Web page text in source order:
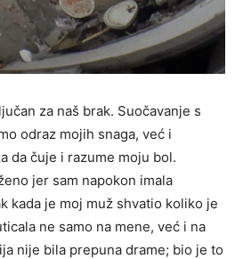
za naš brak. Suočavanje s
odraz mojih snaga, već i
da čuje i razume moju bol.
jer sam napokon imala
kada je moj muž shvatio koliko je
ne samo na mene, već i na
nije bila prepuna drame; bio je to